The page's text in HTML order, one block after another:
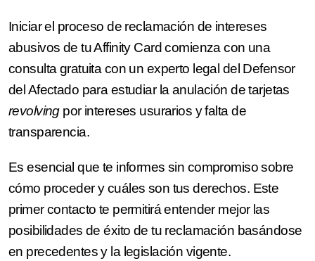
Iniciar el proceso de reclamación de intereses
abusivos de tu Affinity Card comienza con una
consulta gratuita con un experto legal del Defensor
del Afectado para estudiar la anulación de tarjetas
revolving por intereses usurarios y falta de
transparencia.
Es esencial que te informes sin compromiso sobre
cómo proceder y cuáles son tus derechos. Este
primer contacto te permitirá entender mejor las
posibilidades de éxito de tu reclamación basándose
en precedentes y la legislación vigente.